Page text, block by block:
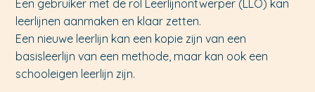
Een gebruiker met de rol Leerlijnontwerper (LLO) kan
leerlijnen aanmaken en klaar zetten.
Een nieuwe leerlijn kan een kopie zijn van een
basisleerlijn van een methode, maar kan ook een
schooleigen leerlijn zijn.